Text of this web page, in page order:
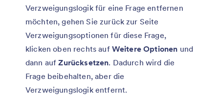
Verzweigungslogik für eine Frage entfernen
möchten, gehen Sie zurück zur Seite
Verzweigungsoptionen für diese Frage,
klicken oben rechts auf Weitere Optionen und
dann aufZurücksetzen. Dadurch wird die
Frage beibehalten, aber die
Verzweigungslogik entfernt.